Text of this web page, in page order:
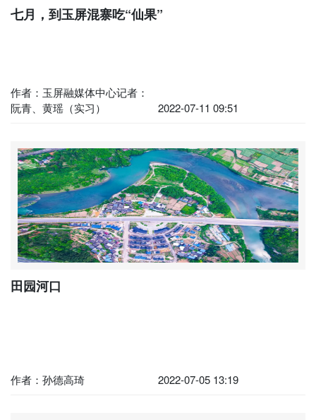
七月，到玉屏混寨吃“仙果”
作者：玉屏融媒体中心记者：
阮青、黄瑶（实习）
2022-07-11 09:51
田园河口
作者：孙德高琦 2022-07-05 13:19